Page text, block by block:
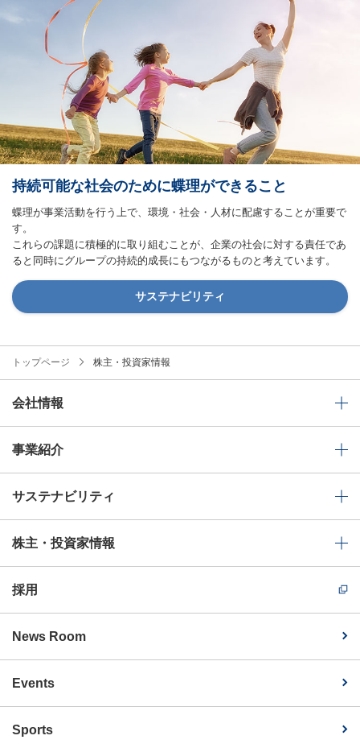
持続可能な社会のために蝶理ができること
蝶理が事業活動を行う上で、環境・社会・人材に配慮することが重要で
す。
これらの課題に積極的に取り組むことが、企業の社会に対する責任であ
ると同時にグループの持続的成長にもつながるものと考えています。
サステナビリティ
トップページ 株主・投資家情報
会社情報
事業紹介
サステナビリティ
株主・投資家情報
採用
News Room
Events
Sports